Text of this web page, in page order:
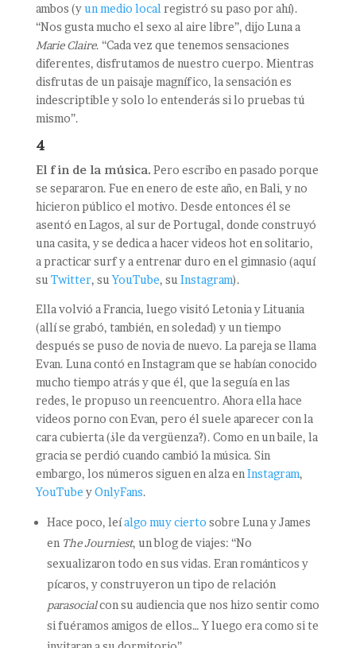
ambos (yun medio local registró su paso por ahí).
“Nos gusta mucho el sexo al aire libre”, dijo Luna a
Marie Claire. “Cada vez que tenemos sensaciones
diferentes, disfrutamos de nuestro cuerpo. Mientras
disfrutas de un paisaje magnífico, la sensación es
indescriptible y solo lo entenderás si lo pruebas tú
mismo”.
4
El fin de la música. Pero escribo en pasado porque
se separaron. Fue en enero de este año, en Bali, y no
hicieron público el motivo. Desde entonces él se
asentó en Lagos, al sur de Portugal, donde construyó
una casita, y se dedica a hacer videos hot en solitario,
a practicar surf y a entrenar duro en el gimnasio (aquí
su Twitter, suYouTube, su Instagram).
Ella volvió a Francia, luego visitó Letonia y Lituania
(allí se grabó, también, en soledad) y un tiempo
después se puso de novia de nuevo. La pareja se llama
Evan. Luna contó en Instagram que se habían conocido
mucho tiempo atrás y que él, que la seguía en las
redes, le propuso un reencuentro. Ahora ella hace
videos porno con Evan, pero él suele aparecer con la
cara cubierta (¿le da vergüenza?). Como en un baile, la
gracia se perdió cuando cambió la música. Sin
embargo, los números siguen en alza en Instagram,
YouTube yOnlyFans.
Hace poco, leíalgo muy cierto sobre Luna y James
en The Journiest, un blog de viajes: “No
sexualizaron todo en sus vidas. Eran románticos y
pícaros, y construyeron un tipo de relación
parasocialcon su audiencia que nos hizo sentir como
si fuéramos amigos de ellos… Y luego era como si te